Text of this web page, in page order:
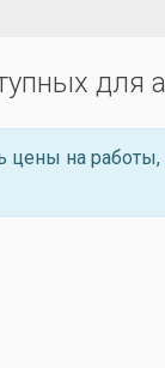
для
цены на